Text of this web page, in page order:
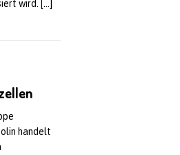
wird.
[…]
handelt